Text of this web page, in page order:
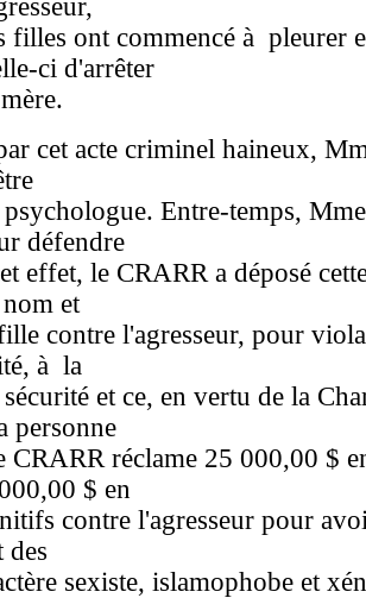
filles ont commencé à pleurer
ci d'arrêter
cet acte criminel haineux,
Entre-temps,
défendre
effet, le CRARR a déposé
et
contre l'agresseur, pour
à la
et ce, en vertu de la
personne
CRARR réclame 25 000,00 $
$ en
contre l'agresseur pour
des
sexiste, islamophobe et